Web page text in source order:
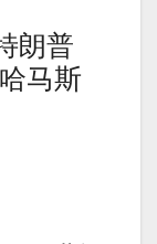
朗普
马斯